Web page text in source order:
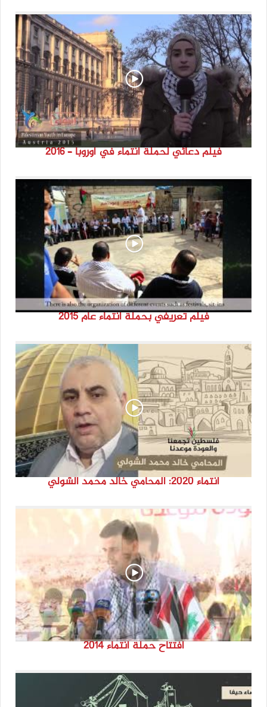
فيلم دعائي لحملة انتماء في اوروبا – 2016
فيلم تعريفي بحملة انتماء عام 2015
انتماء 2020: المحامي خالد محمد الشولي
افتتاح حملة انتماء 2014